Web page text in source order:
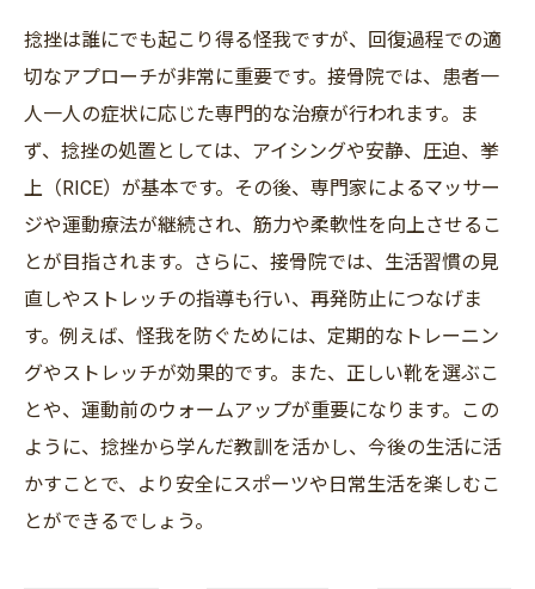
捻挫は誰にでも起こり得る怪我ですが、回復過程での適
切なアプローチが非常に重要です。接骨院では、患者一
人一人の症状に応じた専門的な治療が行われます。ま
ず、捻挫の処置としては、アイシングや安静、圧迫、挙
上（RICE）が基本です。その後、専門家によるマッサー
ジや運動療法が継続され、筋力や柔軟性を向上させるこ
とが目指されます。さらに、接骨院では、生活習慣の見
直しやストレッチの指導も行い、再発防止につなげま
す。例えば、怪我を防ぐためには、定期的なトレーニン
グやストレッチが効果的です。また、正しい靴を選ぶこ
とや、運動前のウォームアップが重要になります。この
ように、捻挫から学んだ教訓を活かし、今後の生活に活
かすことで、より安全にスポーツや日常生活を楽しむこ
とができるでしょう。